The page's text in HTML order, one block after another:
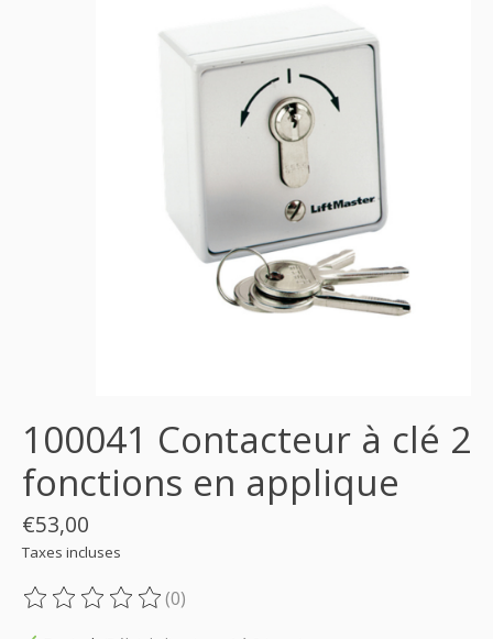
100041 Contacteur à clé 2
fonctions en applique
€53,00
Taxes incluses
Ce produit est évalué à
(0)